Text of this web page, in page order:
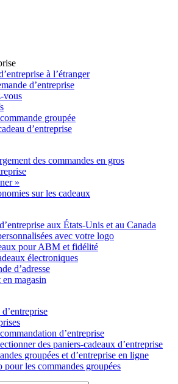
à l’étranger
d’entreprise
vous
groupée
d’entreprise
des commandes en gros
»
sur les cadeaux
aux États-Unis et au Canada
avec votre logo
pour ABM et fidélité
électroniques
d’adresse
magasin
d’entreprise
des paniers-cadeaux d’entreprise
groupées et d’entreprise en ligne
les commandes groupées